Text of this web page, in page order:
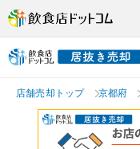
店舗売却トップ 京都府